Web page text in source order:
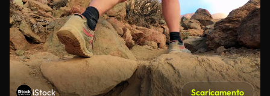
iStock Scaricamento